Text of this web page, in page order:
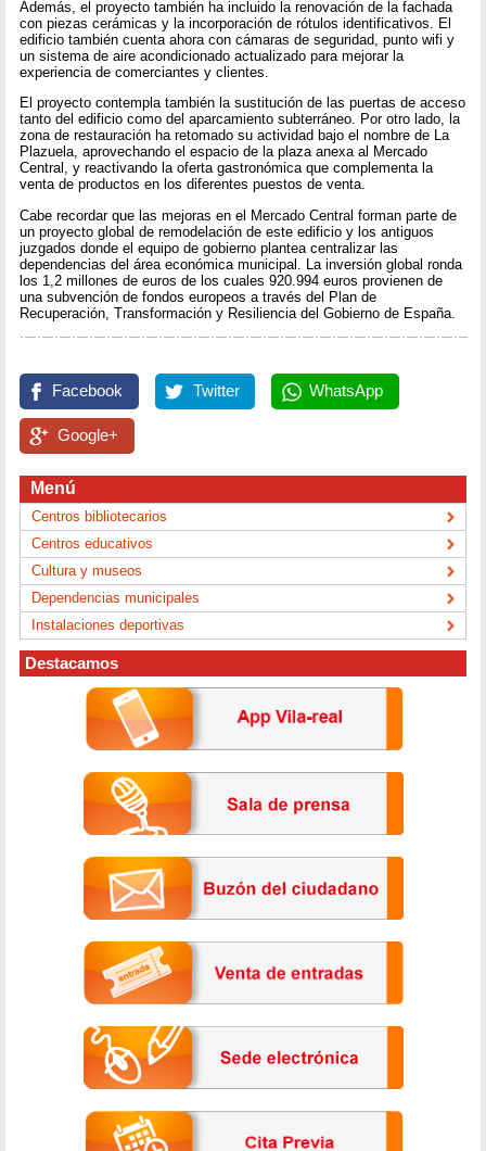
Además, el proyecto también ha incluido la renovación de la fachada
con piezas cerámicas y la incorporación de rótulos identificativos. El
edificio también cuenta ahora con cámaras de seguridad, punto wifi y
un sistema de aire acondicionado actualizado para mejorar la
experiencia de comerciantes y clientes.
El proyecto contempla también la sustitución de las puertas de acceso
tanto del edificio como del aparcamiento subterráneo. Por otro lado, la
zona de restauración ha retomado su actividad bajo el nombre de La
Plazuela, aprovechando el espacio de la plaza anexa al Mercado
Central, y reactivando la oferta gastronómica que complementa la
venta de productos en los diferentes puestos de venta.
Cabe recordar que las mejoras en el Mercado Central forman parte de
un proyecto global de remodelación de este edificio y los antiguos
juzgados donde el equipo de gobierno plantea centralizar las
dependencias del área económica municipal. La inversión global ronda
los 1,2 millones de euros de los cuales 920.994 euros provienen de
una subvención de fondos europeos a través del Plan de
Recuperación, Transformación y Resiliencia del Gobierno de España.
Facebook Twitter WhatsApp
Google+
Menú
Centros bibliotecarios
Centros educativos
Cultura y museos
Dependencias municipales
Instalaciones deportivas
Destacamos